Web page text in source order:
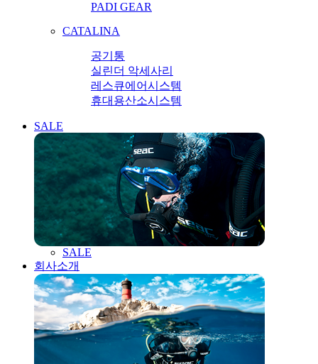
PADI GEAR
CATALINA
공기통
실린더 악세사리
레스큐에어시스템
휴대용산소시스템
SALE
SALE
회사소개